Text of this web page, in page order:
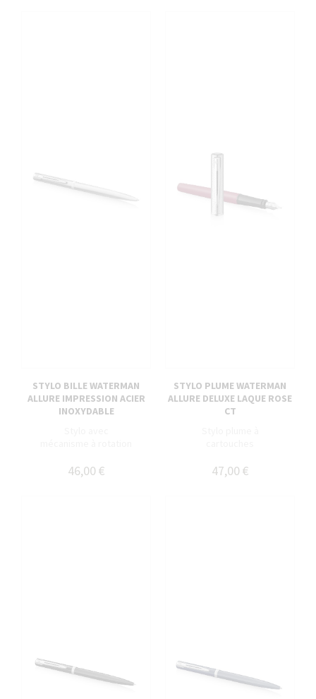
STYLO BILLE WATERMAN
ALLURE IMPRESSION ACIER
INOXYDABLE
46,00 €
STYLO PLUME WATERMAN
ALLURE DELUXE LAQUE ROSE
CT
47,00 €